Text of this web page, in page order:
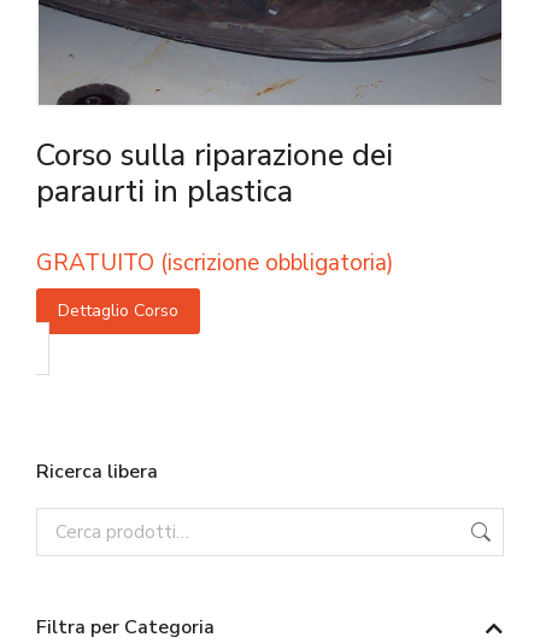
Corso sulla riparazione dei
paraurti in plastica
GRATUITO (iscrizione obbligatoria)
Dettaglio Corso
Ricerca libera
Filtra per Categoria